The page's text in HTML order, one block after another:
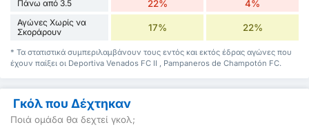
Πάνω από 3.5 22% 4%
Αγώνες Χωρίς να
Σκοράρουν
17% 22%
* Τα στατιστικά συμπεριλαμβάνουν τους εντός και εκτός έδρας αγώνες που
έχουν παίξει οι Deportiva Venados FC II , Pampaneros de Champotón FC.
Γκόλ που Δέχτηκαν
Ποιά ομάδα θα δεχτεί γκολ;